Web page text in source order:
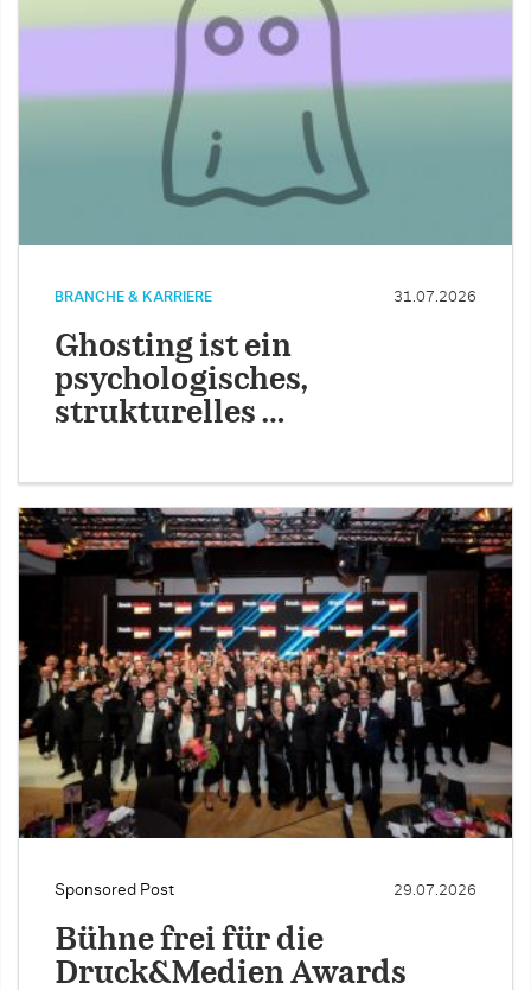
BRANCHE & KARRIERE 31.07.2026
Ghosting ist ein
psychologisches,
strukturelles …
Sponsored Post 29.07.2026
Bühne frei für die
Druck&Medien Awards